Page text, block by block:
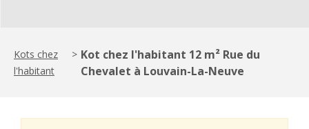
Kots chez
l'habitant
> Kot chez l'habitant 12 m² Rue du
Chevalet à Louvain-La-Neuve